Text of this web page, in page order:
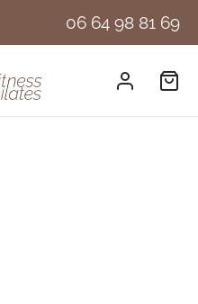
06 64 98 81 69